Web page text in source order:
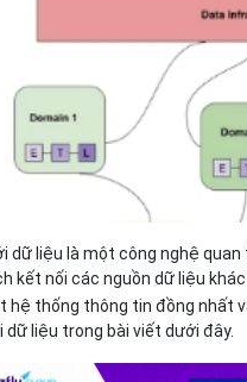
dữ liệu là một công nghệ
kết nối các nguồn dữ liệu
hệ thống thông tin đồng nhất
dữ liệu trong bài viết dưới đây.